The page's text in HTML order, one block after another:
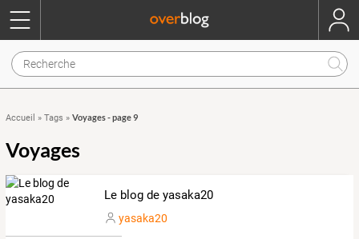
Accueil » Tags » Voyages - page 9
Voyages
Le blog de yasaka20
yasaka20